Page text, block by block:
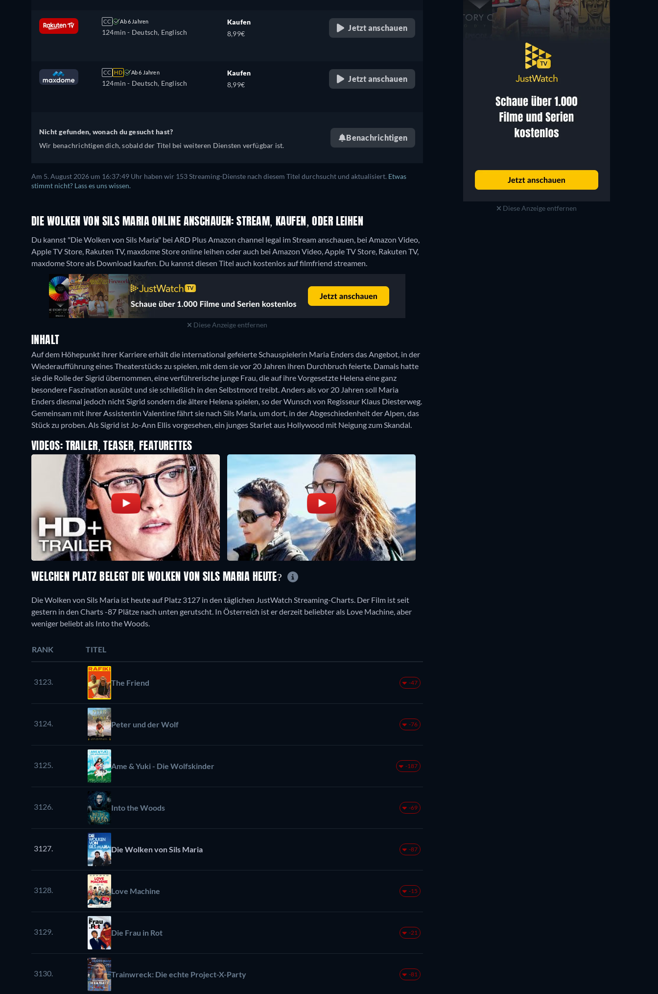
CC Ab 6 Jahren
124min - Deutsch, Englisch
Kaufen
8,99€
Jetzt anschauen
CC HD Ab 6 Jahren
124min - Deutsch, Englisch
Kaufen
8,99€
Jetzt anschauen
Nicht gefunden, wonach du gesucht hast?
Wir benachrichtigen dich, sobald der Titel bei weiteren Diensten verfügbar ist.
Benachrichtigen
Am 5. August 2026 um 16:37:49 Uhr haben wir 153 Streaming-Dienste nach diesem Titel durchsucht und aktualisiert. Etwas
stimmt nicht? Lass es uns wissen.
DIE WOLKEN VON SILS MARIA ONLINE ANSCHAUEN: STREAM, KAUFEN, ODER LEIHEN
Du kannst "Die Wolken von Sils Maria" bei ARD Plus Amazon channel legal im Stream anschauen, bei Amazon Video,
Apple TV Store, Rakuten TV, maxdome Store online leihen oder auch bei Amazon Video, Apple TV Store, Rakuten TV,
maxdome Store als Download kaufen. Du kannst diesen Titel auch kostenlos auf filmfriend streamen.
Diese Anzeige entfernen
INHALT
Auf dem Höhepunkt ihrer Karriere erhält die international gefeierte Schauspielerin Maria Enders das Angebot, in der
Wiederaufführung eines Theaterstücks zu spielen, mit dem sie vor 20 Jahren ihren Durchbruch feierte. Damals hatte
sie die Rolle der Sigrid übernommen, eine verführerische junge Frau, die auf ihre Vorgesetzte Helena eine ganz
besondere Faszination ausübt und sie schließlich in den Selbstmord treibt. Anders als vor 20 Jahren soll Maria
Enders diesmal jedoch nicht Sigrid sondern die ältere Helena spielen, so der Wunsch von Regisseur Klaus Diesterweg.
Gemeinsam mit ihrer Assistentin Valentine fährt sie nach Sils Maria, um dort, in der Abgeschiedenheit der Alpen, das
Stück zu proben. Als Sigrid ist Jo-Ann Ellis vorgesehen, ein junges Starlet aus Hollywood mit Neigung zum Skandal.
VIDEOS: TRAILER, TEASER, FEATURETTES
Diese Anzeige entfernen
WELCHEN PLATZ BELEGT DIE WOLKEN VON SILS MARIA HEUTE?
Die Wolken von Sils Maria ist heute auf Platz 3127 in den täglichen JustWatch Streaming-Charts. Der Film ist seit
gestern in den Charts -87 Plätze nach unten gerutscht. In Österreich ist er derzeit beliebter als Love Machine, aber
weniger beliebt als Into the Woods.
RANK TITEL
3123. The Friend -47
3124. Peter und der Wolf -76
3125. Ame & Yuki - Die Wolfskinder -187
3126. Into the Woods -69
3127. Die Wolken von Sils Maria -87
3128. Love Machine -15
3129. Die Frau in Rot -21
3130. Trainwreck: Die echte Project-X-Party -81